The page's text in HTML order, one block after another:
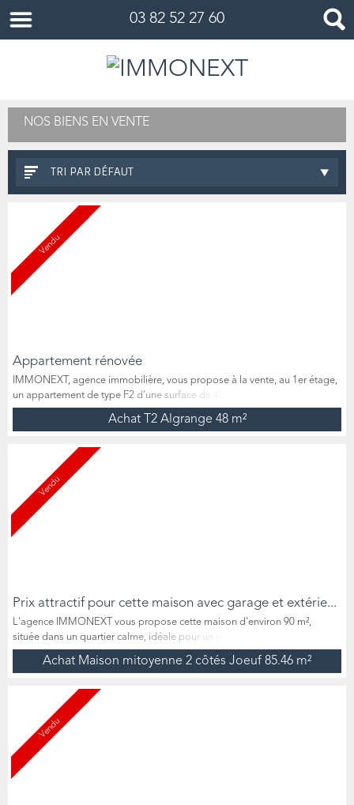
03 82 52 27 60
NOS BIENS EN VENTE
TRI PAR DÉFAUT
Vendu
Appartement rénovée
IMMONEXT, agence immobilière, vous propose à la vente, au 1er étage,
un appartement de type F2 d’une surface de 48 m², situé à ALGRANGE
(rue du Président Poincaré). Situé dans une copropriété regroupant X
lots, l’appartement se compose d’un hall d’entrée, d'une cuisine équipée
chambre, et d'une salle de bains avec W...
Achat T2 Algrange 48 m²
Vendu
Prix attractif pour cette maison avec garage et extérie...
L'agence IMMONEXT vous propose cette maison d'environ 90 m²,
située dans un quartier calme, idéale pour un premier achat ou un
investissement locatif. Ce bien offre un beau potentiel et convient
parfaitement à ceux qui souhaitent personnaliser leur futur chez-soi.Des
rez-de-chaussée, vous trouverez un vaste séjour...
Achat Maison mitoyenne 2 côtés Joeuf 85.46 m²
Vendu